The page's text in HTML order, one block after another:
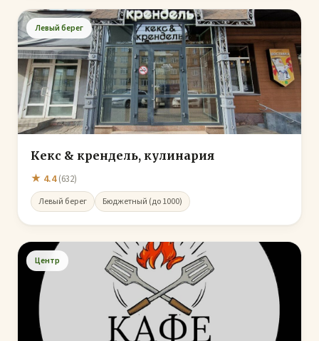
Левый берег
Кекс & крендель, кулинария
★ 4.4(632)
Левый берег Бюджетный (до 1000)
Центр